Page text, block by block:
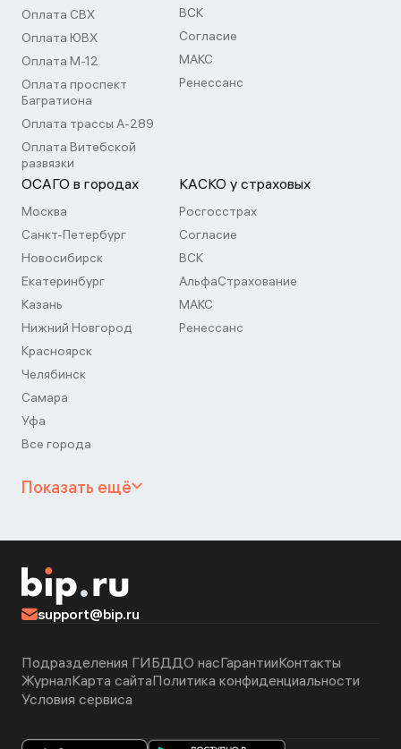
Оплата СВХ
Оплата ЮВХ
Оплата М-12
Оплата проспект
Багратиона
Оплата трассы А-289
Оплата Витебской
развязки
ВСК
Согласие
МАКС
Ренессанс
ОСАГО в городах
Москва
Санкт-Петербург
Новосибирск
Екатеринбург
Казань
Нижний Новгород
Красноярск
Челябинск
Самара
Уфа
Все города
КАСКО у страховых
Росгосстрах
Согласие
ВСК
АльфаСтрахование
МАКС
Ренессанс
Показать ещё
support@bip.ru
Подразделения ГИБДДО насГарантииКонтакты
ЖурналКарта сайтаПолитика конфиденциальности
Условия сервиса